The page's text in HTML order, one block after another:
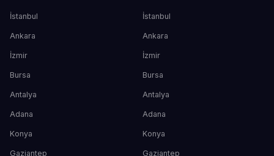
İstanbul
Ankara
İzmir
Bursa
Antalya
Adana
Konya
Gaziantep
İstanbul
Ankara
İzmir
Bursa
Antalya
Adana
Konya
Gaziantep